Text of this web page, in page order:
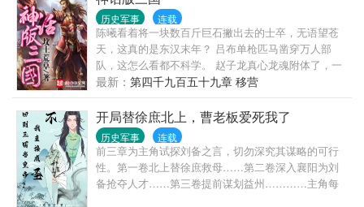
《江山》《权臣》两部小说，全本近六百万
历史军事 连载
陈曦看着将一块数百斤巨石撇出去的士卒，无语望苍
天，这真的是东汉末年？ 吕布单枪匹马凿穿万人部
队，这怎么看都不科学。 赵子龙真心龙魂附体了，一
剑断山，这真的是人？ 典韦单人护着曹操杀出敌营，
顺手宰了对面数千步骑，这战斗力爆表了吧！ 这是不
是哪里有些不对啊，陈曦顺手摸了一把鹅毛扇挥了一
下，狂风大作，叹了一口气，“这是神话吧，我自己都
不正常了。”
最新： 第四千九百五十九章 移营
开局替徐庶北上，曹老板爱死我了
历史军事 连载
前三章为主角试探刘备之言，切勿深究其谋略的可行
性。第一卷北上替徐庶救母……第二卷深入襄阳为刘
备抢夺人才……第三卷提前谋划益州…………主角每